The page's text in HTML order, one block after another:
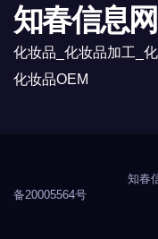
知春信息网
化妆品_化妆品加工_
化妆品OEM
知春
备20005564号